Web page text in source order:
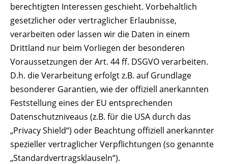
berechtigten Interessen geschieht. Vorbehaltlich
gesetzlicher oder vertraglicher Erlaubnisse,
verarbeiten oder lassen wir die Daten in einem
Drittland nur beim Vorliegen der besonderen
Voraussetzungen der Art. 44 ff. DSGVO verarbeiten.
D.h. die Verarbeitung erfolgt z.B. auf Grundlage
besonderer Garantien, wie der offiziell anerkannten
Feststellung eines der EU entsprechenden
Datenschutzniveaus (z.B. für die USA durch das
„Privacy Shield“) oder Beachtung offiziell anerkannter
spezieller vertraglicher Verpflichtungen (so genannte
„Standardvertragsklauseln“).